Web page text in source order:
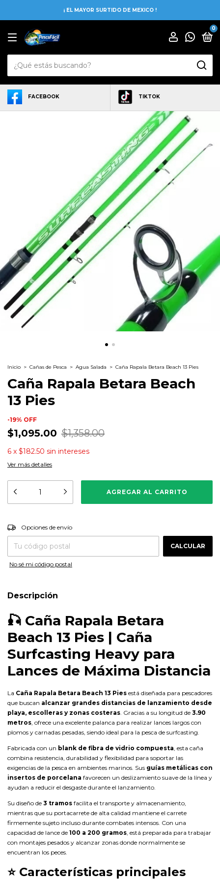
¡ EL MAYOR SURTIDO DE MEXICO !
0
FACEBOOK TIKTOK
Inicio > Cañas de Pesca > Agua Salada > Caña Rapala Betara Beach 13 Pies
Caña Rapala Betara Beach
13 Pies
-19% OFF
$1,095.00 $1,358.00
6 x $182.50 sin intereses
Ver más detalles
Entregas para el CP:
Opciones de envío
CALCULAR
No sé mi código postal
Descripción
🎣 Caña Rapala Betara
Beach 13 Pies | Caña
Surfcasting Heavy para
Lances de Máxima Distancia
La Caña Rapala Betara Beach 13 Pies está diseñada para pescadores
que buscan alcanzar grandes distancias de lanzamiento desde
playa, escolleras y zonas costeras . Gracias a su longitud de 3.90
metros , ofrece una excelente palanca para realizar lances largos con
plomos y carnadas pesadas, siendo ideal para la pesca de surfcasting.
Fabricada con un blank de fibra de vidrio compuesta , esta caña
combina resistencia, durabilidad y flexibilidad para soportar las
exigencias de la pesca en ambientes marinos. Sus guías metálicas con
insertos de porcelana favorecen un deslizamiento suave de la línea y
ayudan a reducir el desgaste durante el lanzamiento.
Su diseño de 3 tramos facilita el transporte y almacenamiento,
mientras que su portacarrete de alta calidad mantiene el carrete
firmemente sujeto incluso durante combates intensos. Con una
capacidad de lance de 100 a 200 gramos , está preparada para trabajar
con montajes pesados y alcanzar zonas donde normalmente se
encuentran los peces.
⭐ Características principales